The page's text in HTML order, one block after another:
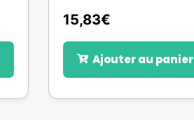
15,83€
Ajouter au panier